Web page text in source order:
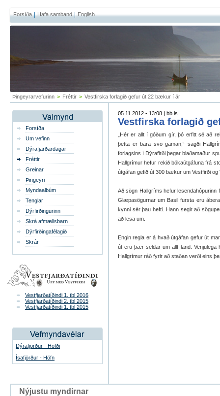
Forsíða Hafa samband English
Þingeyrarvefurinn > Fréttir > Vestfirska forlagið gefur út 22 bækur í ár
Forsíða
Um vefinn
Dýrafjarðardagar
Fréttir
Greinar
Þingeyri
Myndaalbúm
Tenglar
Dýrfirðingurinn
Skrá afmælisbarn
Dýrfirðingafélagið
Skrár
Vestfjarðatíðindi 1. tbl 2016
Vestfjarðatíðindi 2. tbl 2015
Vestfjarðatíðindi 1. tbl 2015
Dýrafjörður - Höfði
Ísafjörður - Höfn
05.11.2012 - 13:08 | bb.is
Vestfirska forlagið
„Hér er allt í góðum gír, þó erfitt sé að
þetta er bara svo gaman,“ sagði
forlagsins í Dýrafirði þegar blaðamaður
Hallgrímur hefur rekið bókaútgáfuna frá
útgáfan gefið út 300 bækur um Vestfirði og
Að sögn Hallgríms hefur
Glæpasögurnar um Basil fursta eru
kynni sér þau hefti. Hann segir að
að lesa um.
Engin regla er á hvað útgáfan gefur út
út eru þær seldar um allt land.
Hallgrímur ráð fyrir að staðan verði eins
Nýjustu myndirnar